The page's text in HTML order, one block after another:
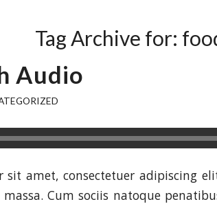
Tag Archive for:
Audio
sit amet, consectetuer adipiscing
massa. Cum sociis natoque